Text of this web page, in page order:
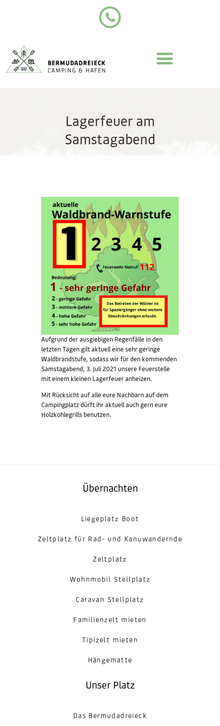
Lagerfeuer am
Samstagabend
STARTSEITE
PROGRAMMIDEEN
KONTAKT /
ANFAHRT
BUCHEN
Aufgrund der ausgiebigen Regenfälle in den
letzten Tagen gilt aktuell eine sehr geringe
Waldbrandstufe, sodass wir für den kommenden
Samstagabend, 3. Juli 2021 unsere Feuerstelle
mit einem kleinen Lagerfeuer anheizen.
Mit Rücksicht auf alle eure Nachbarn auf dem
Campingplatz dürft ihr aktuell auch gern eure
Holzkohlegrills benutzen.
Übernachten
Liegeplatz Boot
Zeltplatz für Rad- und Kanuwandernde
Zeltplatz
Wohnmobil Stellplatz
Caravan Stellplatz
Familienzelt mieten
Tipizelt mieten
Hängematte
Unser Platz
Das Bermudadreieck